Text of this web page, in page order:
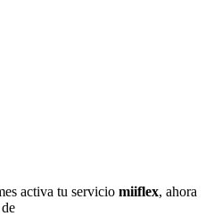
activa tu servicio miiflex, ahora